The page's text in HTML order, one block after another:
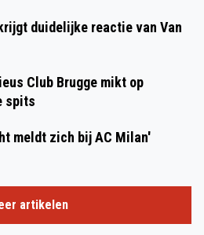
duidelijke reactie van Van
Club Brugge mikt op
spits
meldt zich bij AC Milan'
artikelen